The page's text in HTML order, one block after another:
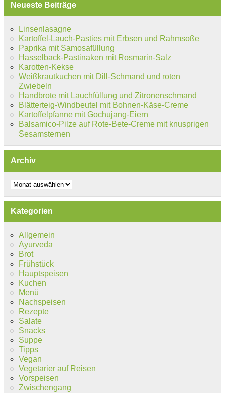
Neueste Beiträge
Linsenlasagne
Kartoffel-Lauch-Pasties mit Erbsen und Rahmsoße
Paprika mit Samosafüllung
Hasselback-Pastinaken mit Rosmarin-Salz
Karotten-Kekse
Weißkrautkuchen mit Dill-Schmand und roten
Zwiebeln
Handbrote mit Lauchfüllung und Zitronenschmand
Blätterteig-Windbeutel mit Bohnen-Käse-Creme
Kartoffelpfanne mit Gochujang-Eiern
Balsamico-Pilze auf Rote-Bete-Creme mit knusprigen
Sesamsternen
Archiv
Archiv
Kategorien
Allgemein
Ayurveda
Brot
Frühstück
Hauptspeisen
Kuchen
Menü
Nachspeisen
Rezepte
Salate
Snacks
Suppe
Tipps
Vegan
Vegetarier auf Reisen
Vorspeisen
Zwischengang